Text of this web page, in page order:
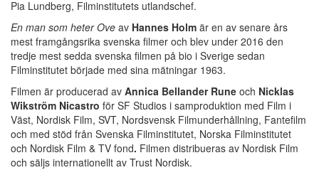
Pia Lundberg, Filminstitutets utlandschef.
En man som heter Ove av Hannes Holm är en av senare års
mest framgångsrika svenska filmer och blev under 2016 den
tredje mest sedda svenska filmen på bio i Sverige sedan
Filminstitutet började med sina mätningar 1963.
Filmen är producerad av Annica Bellander Rune och Nicklas
Wikström Nicastro för SF Studios i samproduktion med Film i
Väst, Nordisk Film, SVT, Nordsvensk Filmunderhållning, Fantefilm
och med stöd från Svenska Filminstitutet, Norska Filminstitutet
och Nordisk Film & TV fond. Filmen distribueras av Nordisk Film
och säljs internationellt av Trust Nordisk.